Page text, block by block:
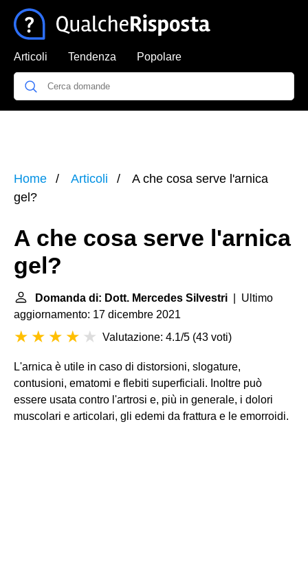
Articoli Tendenza Popolare
Home Articoli
A che cosa serve l'arnica
gel?
A che cosa serve l'arnica
gel?
Domanda di: Dott. Mercedes Silvestri | Ultimo
aggiornamento: 17 dicembre 2021
Valutazione: 4.1/5 (43 voti)
L'arnica è utile in caso di distorsioni, slogature,
contusioni, ematomi e flebiti superficiali. Inoltre può
essere usata contro l'artrosi e, più in generale, i dolori
muscolari e articolari, gli edemi da frattura e le emorroidi.